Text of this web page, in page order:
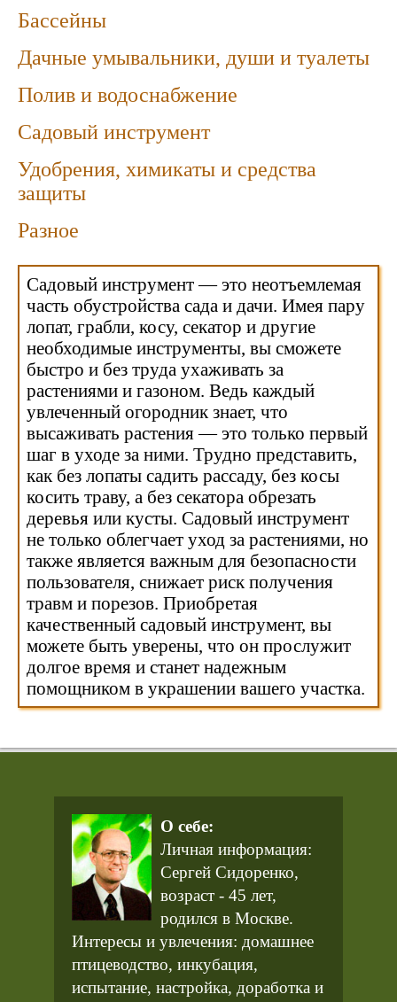
Бассейны
Дачные умывальники, души и туалеты
Полив и водоснабжение
Садовый инструмент
Удобрения, химикаты и средства
защиты
Разное
Садовый инструмент — это неотъемлемая
часть обустройства сада и дачи. Имея пару
лопат, грабли, косу, секатор и другие
необходимые инструменты, вы сможете
быстро и без труда ухаживать за
растениями и газоном. Ведь каждый
увлеченный огородник знает, что
высаживать растения — это только первый
шаг в уходе за ними. Трудно представить,
как без лопаты садить рассаду, без косы
косить траву, а без секатора обрезать
деревья или кусты. Садовый инструмент
не только облегчает уход за растениями, но
также является важным для безопасности
пользователя, снижает риск получения
травм и порезов. Приобретая
качественный садовый инструмент, вы
можете быть уверены, что он прослужит
долгое время и станет надежным
помощником в украшении вашего участка.
О себе:
Личная информация:
Сергей Сидоренко,
возраст - 45 лет,
родился в Москве.
Интересы и увлечения: домашнее
птицеводство, инкубация,
испытание, настройка, доработка и